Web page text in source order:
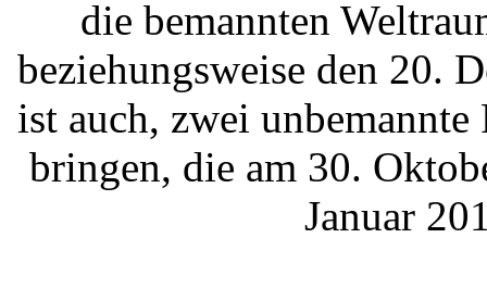
die bemannten
beziehungsweise den 20.
ist auch, zwei
bringen, die am 30.
Januar